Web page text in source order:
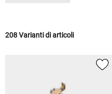
208 Varianti di articoli